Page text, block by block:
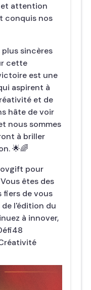
attention
conquis nos
sincères
cette
est une
aspirent à
et de
hâte de voir
nous sommes
à briller
🌟🌈
pour
êtes des
fiers de vous
l'édition du
à innover,